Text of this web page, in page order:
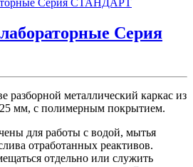
Серия
разборной металлический каркас из
мм, с полимерным покрытием.
для работы с водой, мытья
отработанных реактивов.
отдельно или служить